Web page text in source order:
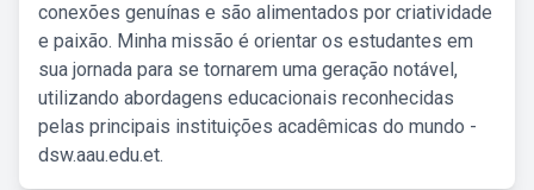
conexões genuínas e são alimentados por criatividade
e paixão. Minha missão é orientar os estudantes em
sua jornada para se tornarem uma geração notável,
utilizando abordagens educacionais reconhecidas
pelas principais instituições acadêmicas do mundo -
dsw.aau.edu.et.